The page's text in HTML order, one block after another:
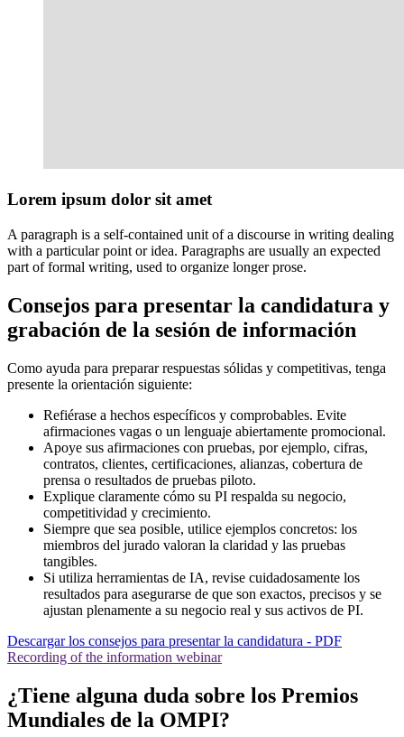
Lorem ipsum dolor sit amet
A paragraph is a self-contained unit of a discourse in writing dealing
with a particular point or idea. Paragraphs are usually an expected
part of formal writing, used to organize longer prose.
Consejos para presentar la candidatura y
grabación de la sesión de información
Como ayuda para preparar respuestas sólidas y competitivas, tenga
presente la orientación siguiente:
Refiérase a hechos específicos y comprobables. Evite
afirmaciones vagas o un lenguaje abiertamente promocional.
Apoye sus afirmaciones con pruebas, por ejemplo, cifras,
contratos, clientes, certificaciones, alianzas, cobertura de
prensa o resultados de pruebas piloto.
Explique claramente cómo su PI respalda su negocio,
competitividad y crecimiento.
Siempre que sea posible, utilice ejemplos concretos: los
miembros del jurado valoran la claridad y las pruebas
tangibles.
Si utiliza herramientas de IA, revise cuidadosamente los
resultados para asegurarse de que son exactos, precisos y se
ajustan plenamente a su negocio real y sus activos de PI.
Descargar los consejos para presentar la candidatura - PDF
Recording of the information webinar
¿Tiene alguna duda sobre los Premios
Mundiales de la OMPI?